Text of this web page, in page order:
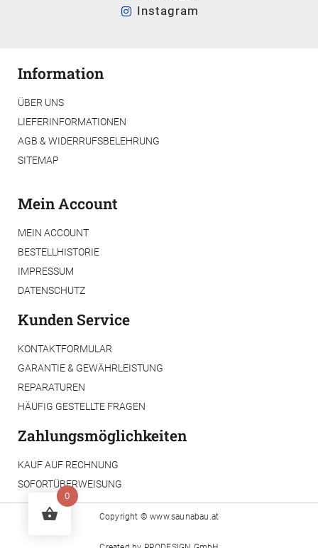
Instagram
Information
ÜBER UNS
LIEFERINFORMATIONEN
AGB & WIDERRUFSBELEHRUNG
SITEMAP
Mein Account
MEIN ACCOUNT
BESTELLHISTORIE
IMPRESSUM
DATENSCHUTZ
Kunden Service
KONTAKTFORMULAR
GARANTIE & GEWÄHRLEISTUNG
REPARATUREN
HÄUFIG GESTELLTE FRAGEN
Zahlungsmöglichkeiten
KAUF AUF RECHNUNG
SOFORTÜBERWEISUNG
Copyright ©www.saunabau.at
0